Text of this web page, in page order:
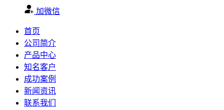
加微信
首页
公司简介
产品中心
知名客户
成功案例
新闻资讯
联系我们